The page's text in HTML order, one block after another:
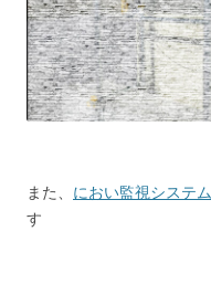
また、 におい監視システ
す